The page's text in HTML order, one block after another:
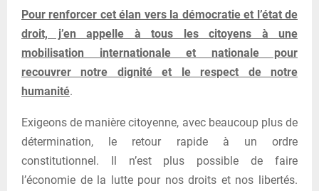
Pour renforcer cet élan vers la démocratie et l’état de
droit, j’en appelle à tous les citoyens à une
mobilisation internationale et nationale pour
recouvrer notre dignité et le respect de notre
humanité.
Exigeons de manière citoyenne, avec beaucoup plus de
détermination, le retour rapide à un ordre
constitutionnel. Il n’est plus possible de faire
l’économie de la lutte pour nos droits et nos libertés.